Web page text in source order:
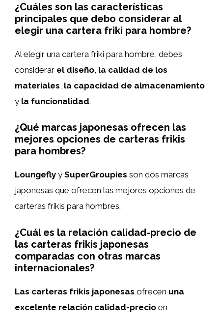
¿Cuáles son las características
principales que debo considerar al
elegir una cartera friki para hombre?
Al elegir una cartera friki para hombre, debes
considerar el diseño la calidad de los
materiales la capacidad de almacenamiento
y la funcionalidad.
¿Qué marcas japonesas ofrecen las
mejores opciones de carteras frikis
para hombres?
Loungefly y SuperGroupies son dos marcas
japonesas que ofrecen las mejores opciones de
carteras frikis para hombres.
¿Cuál es la relación calidad-precio de
las carteras frikis japonesas
comparadas con otras marcas
internacionales?
Las carteras frikis japonesas ofrecen una
excelente relación calidad-precio en